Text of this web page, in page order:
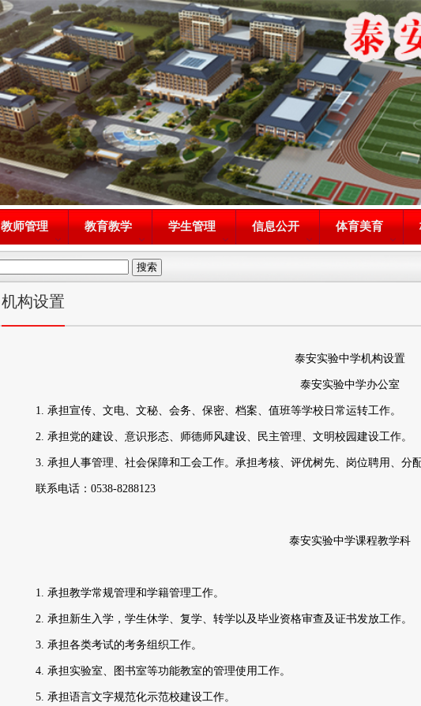
教师管理 教育教学 学生管理 信息公开 体育美育
机构设置
泰安实验中学机构设置
泰安实验中学办公室
1. 承担宣传、文电、文秘、会务、保密、档案、值班等学校日常运转工作。
2. 承担党的建设、意识形态、师德师风建设、民主管理、文明校园建设工作。
3. 承担人事管理、社会保障和工会工作。承担考核、评优树先、岗位聘用、分
联系电话： 0538-8288123
泰安实验中学课程教学科
1. 承担教学常规管理和学籍管理工作。
2. 承担新生入学，学生休学、复学、转学以及毕业资格审查及证书发放工作。
3. 承担各类考试的考务组织工作。
4. 承担实验室、图书室等功能教室的管理使用工作。
5. 承担语言文字规范化示范校建设工作。